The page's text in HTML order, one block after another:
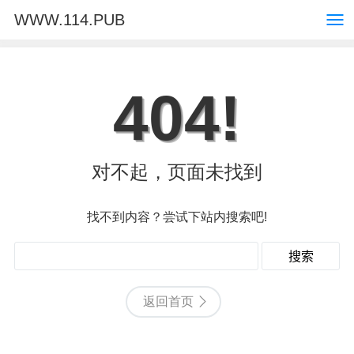
WWW.114.PUB
404!
对不起，页面未找到
找不到内容？尝试下站内搜索吧!
返回首页